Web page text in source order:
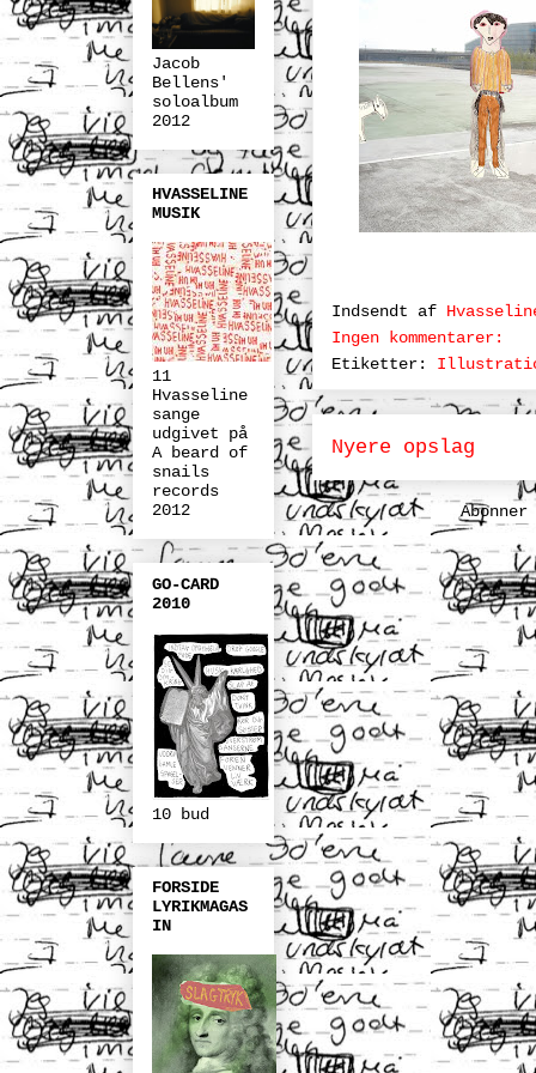
Indsendt af
Ingen kommentarer:
Etiketter:
Nyere opslag
Jacob
Bellens'
soloalbum
2012
HVASSELINE
MUSIK
11
Hvasseline
sange
udgivet på
A beard of
snails
records
2012
GO-CARD
2010
10 bud
FORSIDE
LYRIKMAGAS
IN